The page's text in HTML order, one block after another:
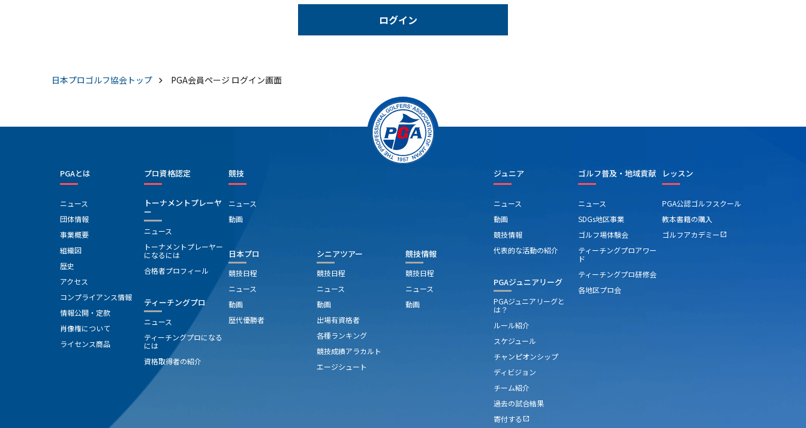
ログイン
日本プロゴルフ協会 トップ PGA会員ページ ログイン画面
PGAとは
ニュース
団体情報
事業概要
組織図
歴史
アクセス
コンプライアンス情報
情報公開・定款
肖像権について
ライセンス商品
プロ資格認定
トーナメントプレーヤ
ー
ニュース
トーナメントプレーヤー
になるには
合格者プロフィール
ティーチングプロ
ニュース
ティーチングプロになる
には
資格取得者の紹介
競技
ニュース
動画
日本プロ
競技日程
ニュース
動画
歴代優勝者
シニアツアー
競技日程
ニュース
動画
出場有資格者
各種ランキング
競技成績アラカルト
エージシュート
競技情報
競技日程
ニュース
動画
ジュニア
ニュース
動画
競技情報
代表的な活動の紹介
PGAジュニアリーグ
PGAジュニアリーグと
は？
ルール紹介
スケジュール
チャンピオンシップ
ディビジョン
チーム紹介
過去の試合結果
寄付する open_in_new
ゴルフ普及・地域貢献
ニュース
SDGs地区事業
ゴルフ場体験会
ティーチングプロアワー
ド
ティーチングプロ研修会
各地区プロ会
レッスン
PGA公認ゴルフスクール
教本書籍の購入
ゴルフアカデミー open_in_new